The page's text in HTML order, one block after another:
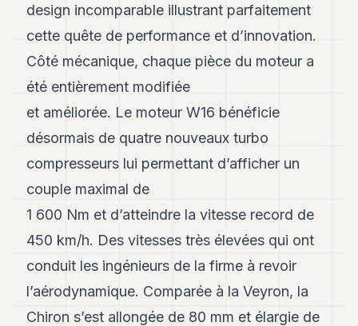
design incomparable illustrant parfaitement
cette quête de performance et d’innovation.
Côté mécanique, chaque pièce du moteur a
été entièrement modifiée
et améliorée. Le moteur W16 bénéficie
désormais de quatre nouveaux turbo
compresseurs lui permettant d’afficher un
couple maximal de
1 600 Nm et d’atteindre la vitesse record de
450 km/h. Des vitesses très élevées qui ont
conduit les ingénieurs de la firme à revoir
l’aérodynamique. Comparée à la Veyron, la
Chiron s’est allongée de 80 mm et élargie de